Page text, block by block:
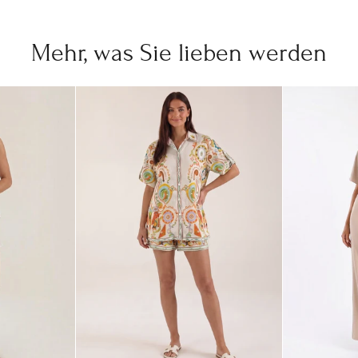
Mehr, was Sie lieben werden